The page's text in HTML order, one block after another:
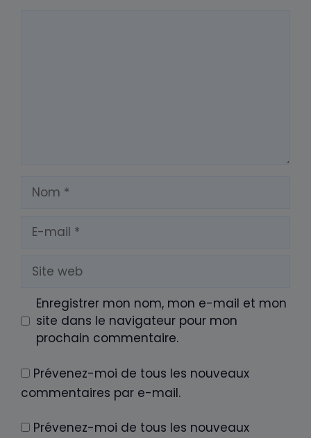
Nom
mail
Site
web
Enregistrer mon nom, mon e-mail et mon
site dans le navigateur pour mon
prochain commentaire.
Prévenez-moi de tous les nouveaux
commentaires par e-mail.
Prévenez-moi de tous les nouveaux